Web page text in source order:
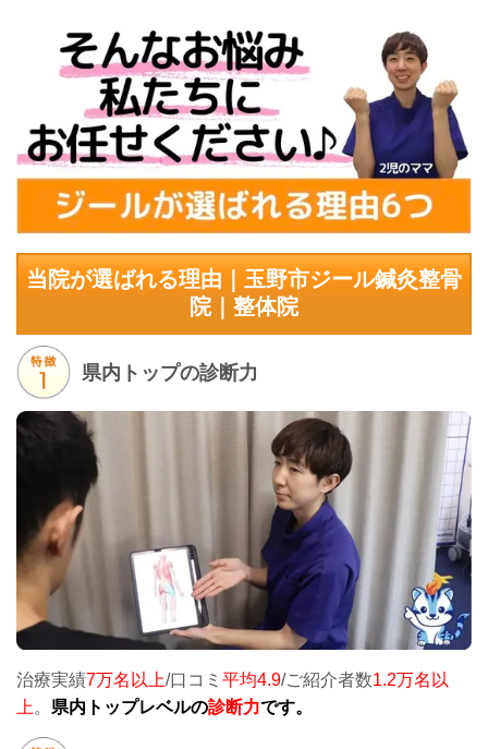
当院が選ばれる理由｜玉野市ジール鍼灸整骨
院｜整体院
県内トップの診断力
治療実績7万名以上/口コミ 平均4.9/ご紹介者数1.2万名以
上 。 県内トップレベルの診断力です。